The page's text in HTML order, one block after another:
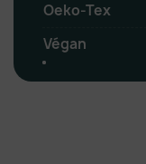
Oeko-Tex
Végan